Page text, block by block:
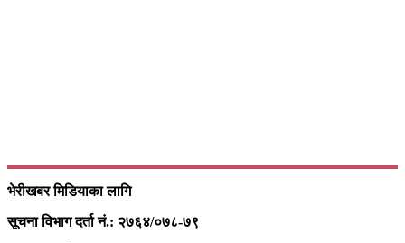
भेरीखबर मिडियाका लागि
सूचना विभाग दर्ता नं.: २७६४/०७८-७९